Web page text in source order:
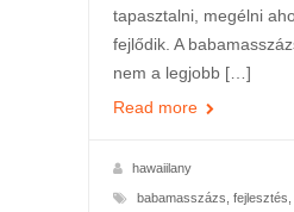
tapasztalni, megélni
fejlődik. A
nem a legjobb […]
Read more
hawaiilany
babamasszázs, fejlesztés,